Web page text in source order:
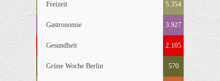
Freizeit 5.354
Gastronomie 3.927
Gesundheit 2.105
Grüne Woche Berlin 570